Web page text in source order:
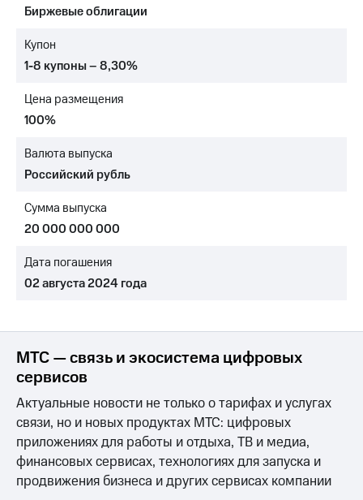
Достижения
Интервью
отчетность
Контакты
Новости
в
и акционерам
Корпоративное
Корпоративный
секретарь
Раскрытие
информации
Информация
акционерам
Документы
ПАО
"МТС"
Собрания
акционеров
Биржевые облигации
Купон
1-8 купоны – 8,30%
Цена размещения
100%
Валюта выпуска
Российский рубль
Сумма выпуска
20 000 000 000
Дата погашения
02 августа 2024 года
МТС — связь и экосистема цифровых
сервисов
Актуальные новости не только о тарифах и услугах
связи, но и новых продуктах МТС: цифровых
приложениях для работы и отдыха, ТВ и медиа,
финансовых сервисах, технологиях для запуска и
продвижения бизнеса и других сервисах компании